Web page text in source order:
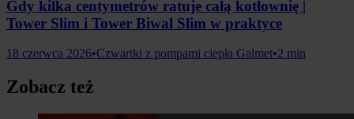
Gdy kilka centymetrów ratuje całą kotłownię |
Tower Slim i Tower Biwal Slim w praktyce
18 czerwca 2026•Czwartki z pompami ciepła Galmet•2 min
Zobacz też